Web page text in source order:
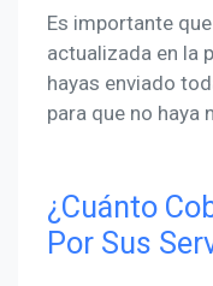
Es importante
actualizada en la
hayas enviado
para que no haya
¿Cuánto
Por Sus